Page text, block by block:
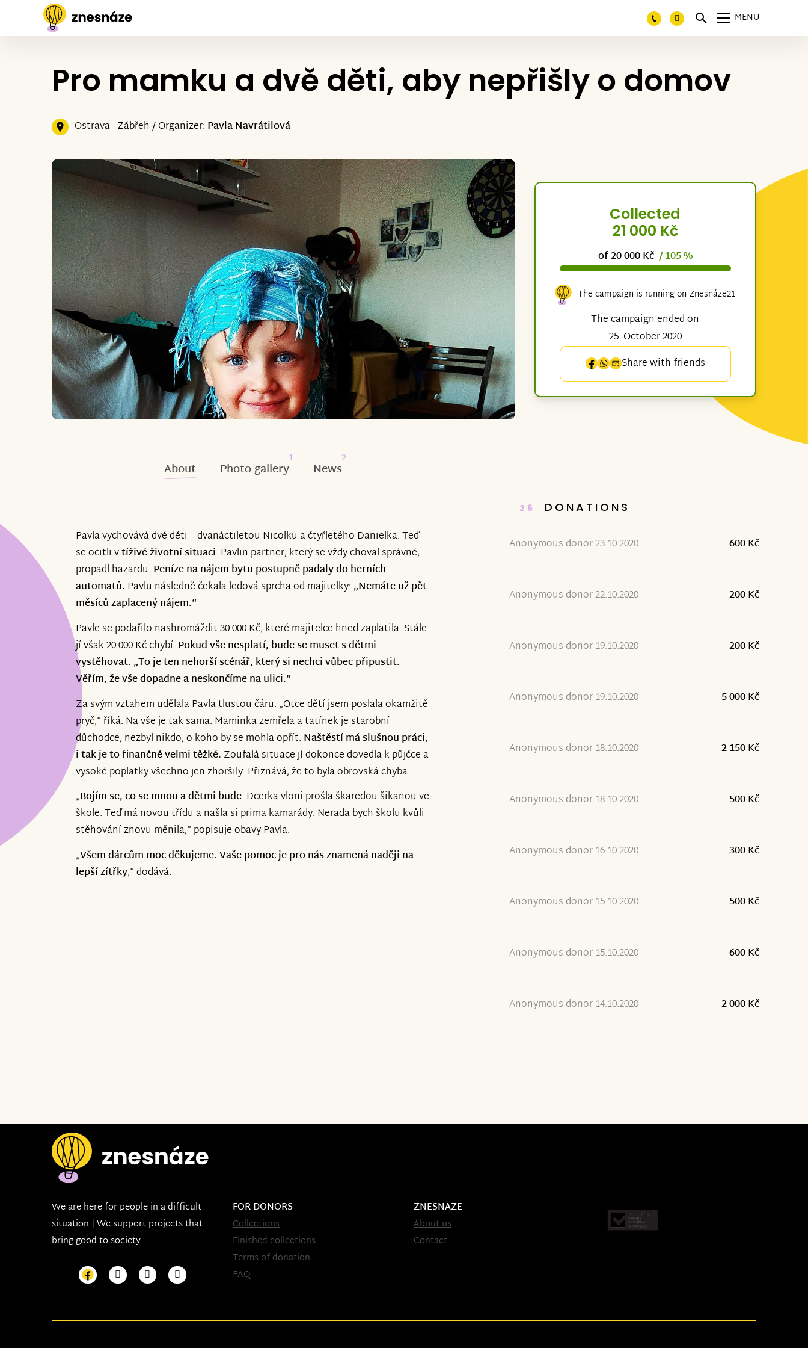
MENU
Pro mamku a dvě děti, aby nepřišly o domov
Ostrava - Zábřeh / Organizer: Pavla Navrátilová
Collected
21 000 Kč
of 20 000 Kč / 105 %
The campaign is running on Znesnáze21
The campaign ended on
25. October 2020
Share with friends
About Photo gallery
1
News
2
Pavla vychovává dvě děti – dvanáctiletou Nicolku a čtyřletého Danielka. Teď
se ocitli vtíživé životní situaci. Pavlin partner, který se vždy choval správně,
propadl hazardu. Peníze na nájem bytu postupně padaly do herních
automatů. Pavlu následně čekala ledová sprcha od majitelky: „Nemáte už pět
měsíců zaplacený nájem.“
Pavle se podařilo nashromáždit 30 000 Kč, které majitelce hned zaplatila. Stále
jí však 20 000 Kč chybí. Pokud vše nesplatí, bude se muset s dětmi
vystěhovat. „To je ten nehorší scénář, který si nechci vůbec připustit.
Věřím, že vše dopadne a neskončíme na ulici.“
Za svým vztahem udělala Pavla tlustou čáru. „Otce dětí jsem poslala okamžitě
pryč,“ říká. Na vše je tak sama. Maminka zemřela a tatínek je starobní
důchodce, nezbyl nikdo, o koho by se mohla opřít. Naštěstí má slušnou práci,
i tak je to finančně velmi těžké. Zoufalá situace jí dokonce dovedla k půjčce a
vysoké poplatky všechno jen zhoršily. Přiznává, že to byla obrovská chyba.
„Bojím se, co se mnou a dětmi bude. Dcerka vloni prošla škaredou šikanou ve
škole. Teď má novou třídu a našla si prima kamarády. Nerada bych školu kvůli
stěhování znovu měnila,“ popisuje obavy Pavla.
„Všem dárcům moc děkujeme. Vaše pomoc je pro nás znamená naději na
lepší zítřky,“ dodává.
26 DONATIONS
Anonymous donor 23.10.2020 600 Kč
Anonymous donor 22.10.2020 200 Kč
Anonymous donor 19.10.2020 200 Kč
Anonymous donor 19.10.2020 5 000 Kč
Anonymous donor 18.10.2020 2 150 Kč
Anonymous donor 18.10.2020 500 Kč
Anonymous donor 16.10.2020 300 Kč
Anonymous donor 15.10.2020 500 Kč
Anonymous donor 15.10.2020 600 Kč
Anonymous donor 14.10.2020 2 000 Kč
We are here for people in a difficult
situation | We support projects that
bring good to society
FOR DONORS
Collections
Finished collections
Terms of donation
FAQ
ZNESNAZE
About us
Contact